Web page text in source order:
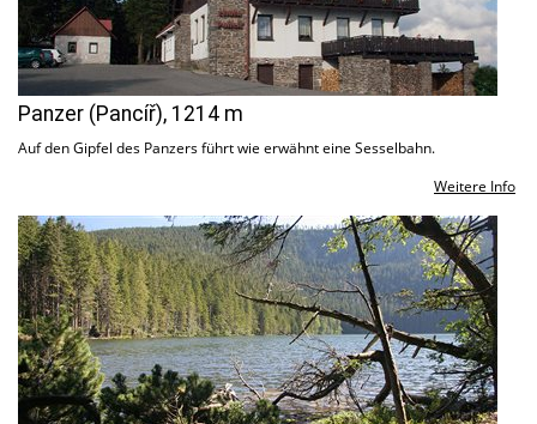
Panzer (Pancíř), 1214 m
Auf den Gipfel des Panzers führt wie erwähnt eine Sesselbahn.
Weitere Info